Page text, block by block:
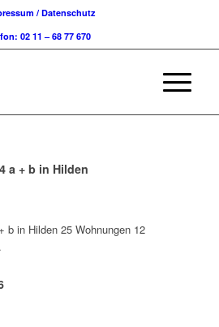
/ Datenschutz
02 11 – 68 77 670
a + b in Hilden
b in Hilden 25 Wohnungen 12